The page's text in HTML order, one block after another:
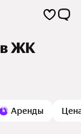
в ЖК
Аренды